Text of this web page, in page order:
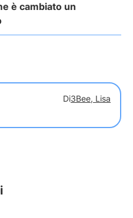
è cambiato un
Di3Bee, Lisa